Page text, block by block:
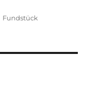
Categories
Fundstück